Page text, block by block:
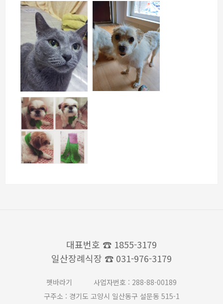
대표번호 ☎ 1855-3179
일산장례식장 ☎ 031-976-3179
펫바라기
사업자번호 : 288-88-00189
구주소 : 경기도 고양시 일산동구 설문동 515-1